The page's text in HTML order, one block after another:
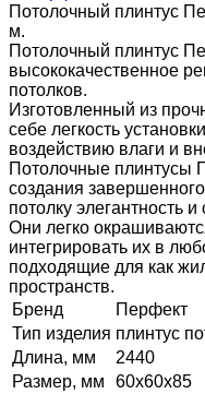
Потолочный плинтус
м.
Потолочный плинтус
высококачественное
потолков.
Изготовленный из
себе легкость
воздействию влаги и
Потолочные плинтусы
создания
потолку элегантность и
Они легко
интегрировать их в
подходящие для как
пространств.
Бренд
Перфект
Тип изделия плинтус
Длина, мм
2440
Размер, мм
60х60х85